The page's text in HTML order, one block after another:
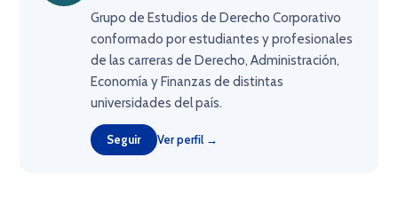
Grupo de Estudios de Derecho Corporativo
conformado por estudiantes y profesionales
de las carreras de Derecho, Administración,
Economía y Finanzas de distintas
universidades del país.
Seguir Ver perfil →